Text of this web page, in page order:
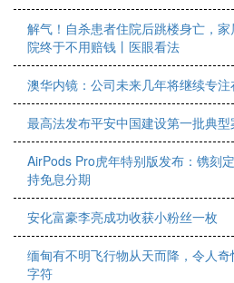
解气！自杀患者住院后跳楼身亡，
院终于不用赔钱丨医眼看法
澳华内镜：公司未来几年将继续专
最高法发布平安中国建设第一批典型
AirPods Pro虎年特别版发布：镌刻
持免息分期
安化富豪李亮成功收获小粉丝一枚
缅甸有不明飞行物从天而降，令人
字符